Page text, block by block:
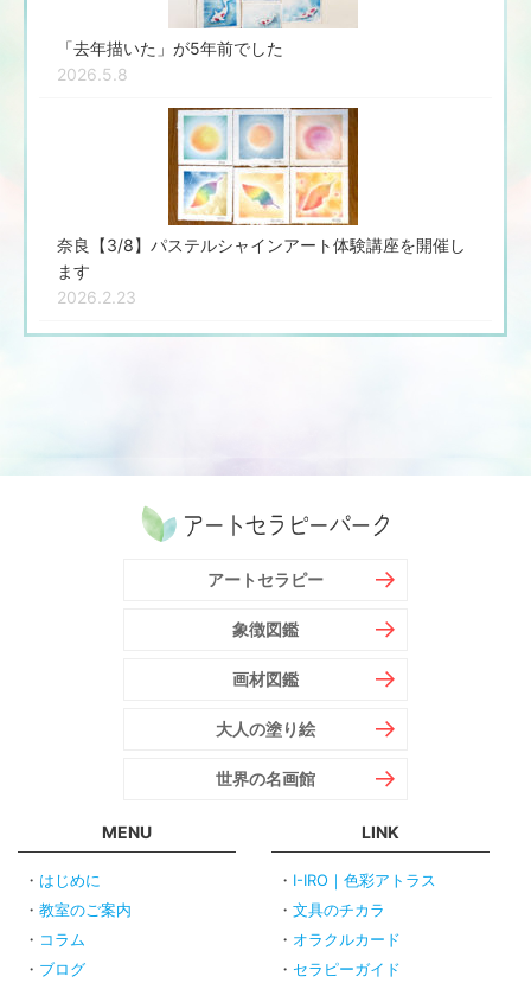
「去年描いた」が5年前でした
2026.5.8
奈良【3/8】パステルシャインアート体験講座を開催し
ます
2026.2.23
アートセラピー
象徴図鑑
画材図鑑
大人の塗り絵
世界の名画館
MENU
はじめに
教室のご案内
コラム
ブログ
LINK
I-IRO｜色彩アトラス
文具のチカラ
オラクルカード
セラピーガイド